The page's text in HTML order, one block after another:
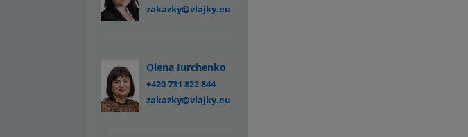
zakazky@vlajky.eu
Olena Iurchenko
+420 731 822 844
zakazky@vlajky.eu